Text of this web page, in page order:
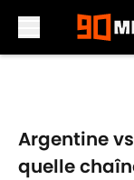
Argentine
quelle